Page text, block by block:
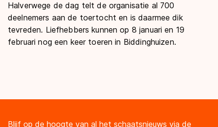
Halverwege de dag telt de organisatie al 700
deelnemers aan de toertocht en is daarmee dik
tevreden. Liefhebbers kunnen op 8 januari en 19
februari nog een keer toeren in Biddinghuizen.
Blijf op de hoogte van al het schaatsnieuws via de